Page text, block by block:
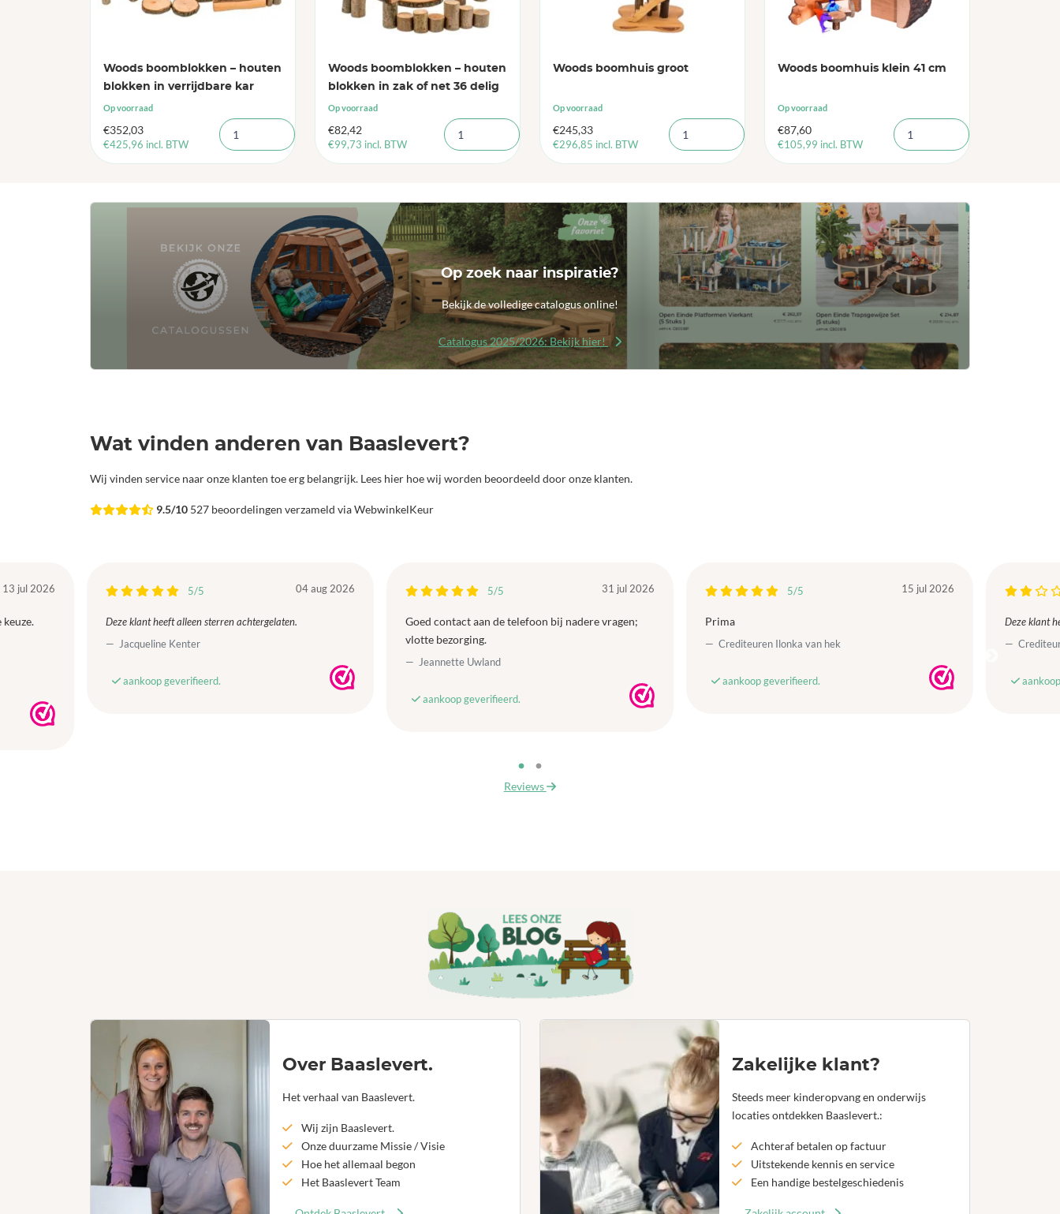
Woods boomblokken – houten
blokken in verrijdbare kar
Op voorraad
€352,03
€425,96 incl. BTW
Woods boomblokken – houten
blokken in zak of net 36 delig
Op voorraad
€82,42
€99,73 incl. BTW
Woods boomhuis groot
Op voorraad
€245,33
€296,85 incl. BTW
Woods boomhuis klein 41 cm
Op voorraad
€87,60
€105,99 incl. BTW
Op zoek naar inspiratie?
Bekijk de volledige catalogus online!
Catalogus 2025/2026: Bekijk hier!
Wat vinden anderen van Baaslevert?
Wij vinden service naar onze klanten toe erg belangrijk. Lees hier hoe wij worden beoordeeld door onze klanten.
9.5/10527 beoordelingen verzameld via WebwinkelKeur
13 jul 2026 5/5 04 aug 2026
Deze klant heeft alleen sterren achtergelaten.
Jacqueline Kenter
aankoop geverifieerd.
5/5 31 jul 2026
Goed contact aan de telefoon bij nadere vragen;
vlotte bezorging.
Jeannette Uwland
aankoop geverifieerd.
5/5 15 jul 2026
Prima
Crediteuren Ilonka van hek
aankoop geverifieerd.
Deze klant
Reviews
Over Baaslevert.
Het verhaal van Baaslevert.
Wij zijn Baaslevert.
Onze duurzame Missie / Visie
Hoe het allemaal begon
Het Baaslevert Team
Zakelijke klant?
Steeds meer kinderopvang en onderwijs
locaties ontdekken Baaslevert.:
Achteraf betalen op factuur
Uitstekende kennis en service
Een handige bestelgeschiedenis